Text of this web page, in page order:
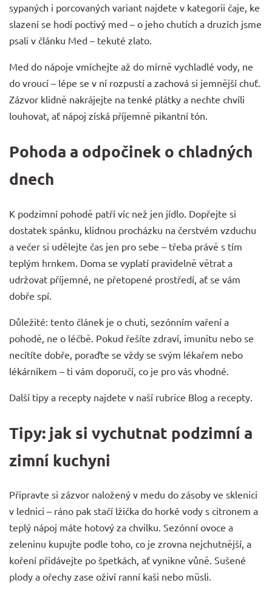
sypaných i porcovaných variant najdete v kategorii čaje , ke
slazení se hodí poctivý med – o jeho chutích a druzích jsme
psali v článku Med – tekuté zlato
Med do nápoje vmíchejte až do mírně vychladlé vody, ne
do vroucí – lépe se v ní rozpustí a zachová si jemnější chuť.
Zázvor klidně nakrájejte na tenké plátky a nechte chvíli
louhovat, ať nápoj získá příjemně pikantní tón.
Pohoda a odpočinek o chladných
dnech
K podzimní pohodě patří víc než jen jídlo. Dopřejte si
dostatek spánku, klidnou procházku na čerstvém vzduchu
a večer si udělejte čas jen pro sebe – třeba právě s tím
teplým hrnkem. Doma se vyplatí pravidelně větrat a
udržovat příjemné, ne přetopené prostředí, ať se vám
dobře spí.
Důležité: tento článek je o chuti, sezónním vaření a
pohodě, ne o léčbě. Pokud řešíte zdraví, imunitu nebo se
necítíte dobře, poraďte se vždy se svým lékařem nebo
lékárníkem – ti vám doporučí, co je pro vás vhodné.
Další tipy a recepty najdete v naší rubrice Blog a recepty
Tipy: jak si vychutnat podzimní a
zimní kuchyni
Připravte si zázvor naložený v medu do zásoby ve sklenici
v lednici – ráno pak stačí lžička do horké vody s citronem a
teplý nápoj máte hotový za chvilku. Sezónní ovoce a
zeleninu kupujte podle toho, co je zrovna nejchutnější, a
koření přidávejte po špetkách, ať vynikne vůně. Sušené
plody a ořechy zase oživí ranní kaši nebo müsli.